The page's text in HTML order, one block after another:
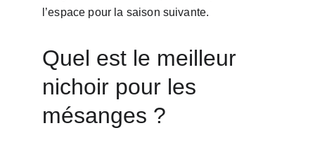
l’espace pour la saison suivante.
Quel est le meilleur
nichoir pour les
mésanges ?